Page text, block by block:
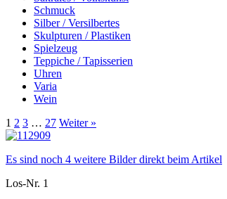
Schmuck
Silber / Versilbertes
Skulpturen / Plastiken
Spielzeug
Teppiche / Tapisserien
Uhren
Varia
Wein
1 2 3 … 27 Weiter »
Es sind noch 4 weitere Bilder direkt beim Artikel
Los-Nr. 1